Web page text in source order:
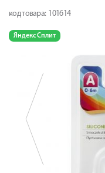
код товара: 101614
Яндекс Сплит